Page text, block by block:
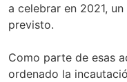
a celebrar en 2021,
previsto.
Como parte de esas
ordenado la